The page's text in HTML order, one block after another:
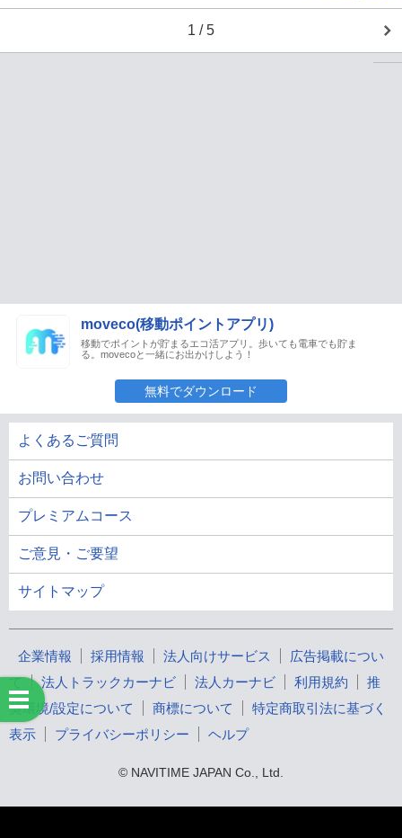
1 / 5
moveco(移動ポイントアプリ)
移動でポイントが貯まるエコ活アプリ。歩いても電車でも貯ま
る。movecoと一緒にお出かけしよう！
無料でダウンロード
よくあるご質問
お問い合わせ
プレミアムコース
ご意見・ご要望
サイトマップ
企業情報 採用情報 法人向けサービス
広告掲載につい
て
法人トラックカーナビ 法人カーナビ 利用規約
推
奨環境/設定について
商標について
特定商取引法に基づく
表示
プライバシーポリシー ヘルプ
© NAVITIME JAPAN Co., Ltd.